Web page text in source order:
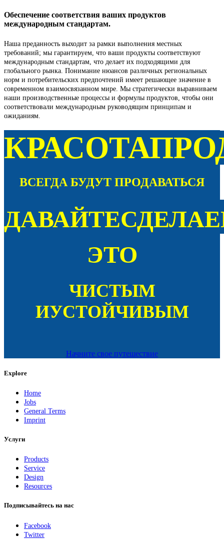
Обеспечение соответствия ваших продуктов
международным стандартам.
Наша преданность выходит за рамки выполнения местных
требований; мы гарантируем, что ваши продукты соответствуют
международным стандартам, что делает их подходящими для
глобального рынка. Понимание нюансов различных региональных
норм и потребительских предпочтений имеет решающее значение в
современном взаимосвязанном мире. Мы стратегически выравниваем
наши производственные процессы и формулы продуктов, чтобы они
соответствовали международным руководящим принципам и
ожиданиям.
КРАСОТА
ВСЕГДА БУДУТ ПРОДАВАТЬСЯ
ДАВАЙТЕ
ЭТО
ЧИСТЫМ
ИУСТОЙЧИВЫМ
Начните свое путешествие
Explore
Home
Jobs
General Terms
Imprint
Услуги
Products
Service
Design
Resources
Подписывайтесь на нас
Facebook
Twitter